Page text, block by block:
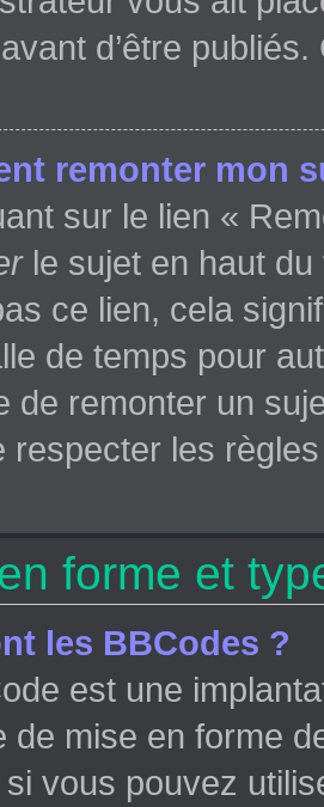
d’être
remonter mon
sur le lien «
le sujet en haut du
ce lien, cela
de temps pour
de remonter un
respecter les
forme et
les BBCodes ?
est une
de mise en forme
vous pouvez